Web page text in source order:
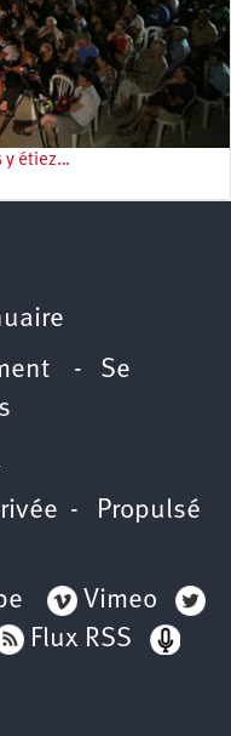
y étiez…
- Se
- Propulsé
Vimeo
Flux RSS